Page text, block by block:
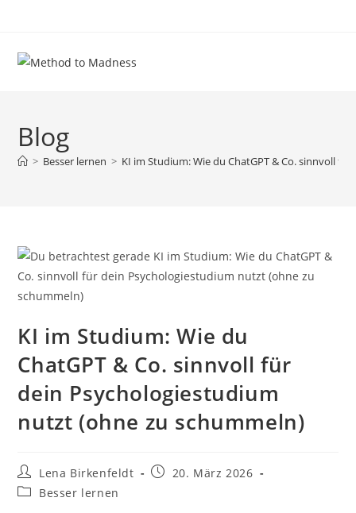
springen
Blog
> Besser lernen > KI im Studium: Wie du ChatGPT & Co. sinnvoll
KI im Studium: Wie du
ChatGPT & Co. sinnvoll für
dein Psychologiestudium
nutzt (ohne zu schummeln)
Beitrags-
Autor:
Lena Birkenfeldt
Beitrag20. März 2026
Beitrags-
Besser lernen